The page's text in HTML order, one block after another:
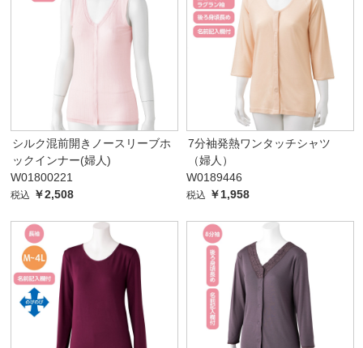
シルク混前開きノースリーブホ
ックインナー(婦人)
W01800221
税込 ￥2,508
7分袖発熱ワンタッチシャツ
（婦人）
W0189446
税込 ￥1,958